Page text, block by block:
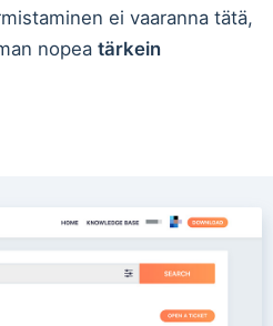
ei vaaranna tätä,
nopea tärkein